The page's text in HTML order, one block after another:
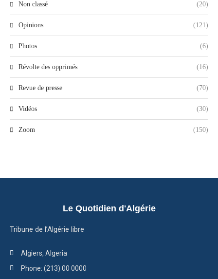
Non classé (20)
Opinions (121)
Photos (6)
Révolte des opprimés (16)
Revue de presse (70)
Vidéos (30)
Zoom (150)
Le Quotidien d'Algérie
Tribune de l’Algérie libre
Algiers, Algeria
Phone: (213) 00 0000